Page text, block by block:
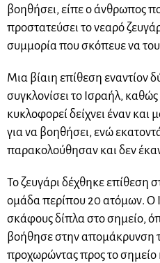
βοηθήσει, είπε ο άνθρωπος
προστατεύσει το νεαρό
συμμορία που σκόπευε να
Μια βίαιη επίθεση εναντίον
συγκλονίσει το Ισραήλ,
κυκλοφορεί δείχνει έναν και
για να βοηθήσει, ενώ
παρακολούθησαν και δεν
Το ζευγάρι δέχθηκε επίθεση
ομάδα περίπου 20 ατόμων. Ο
σκάφους δίπλα στο σημείο,
βοήθησε στην απομάκρυνση
προχωρώντας προς το σημείο